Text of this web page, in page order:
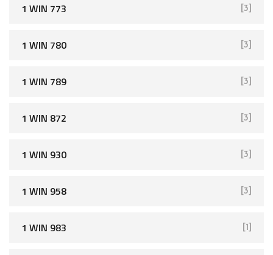
1 WIN 773 [3]
1 WIN 780 [3]
1 WIN 789 [3]
1 WIN 872 [3]
1 WIN 930 [3]
1 WIN 958 [3]
1 WIN 983 [1]